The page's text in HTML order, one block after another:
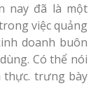
nay đã là một
việc quảng
doanh buôn
Có thể nói
thực. trưng bày